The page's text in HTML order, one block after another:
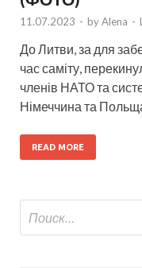
11.07.2023 - byAlena -
До Литви, за для
час саміту,
членів НАТО та
Німеччина та
READ MORE